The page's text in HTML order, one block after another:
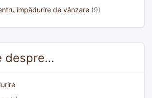
împădurire de vânzare (9)
despre…